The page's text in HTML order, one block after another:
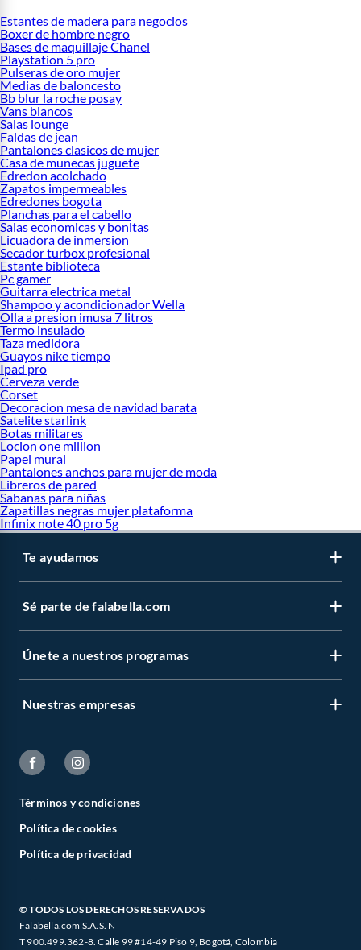
Estantes de madera para negocios
Boxer de hombre negro
Bases de maquillaje Chanel
Playstation 5 pro
Pulseras de oro mujer
Medias de baloncesto
Bb blur la roche posay
Vans blancos
Salas lounge
Faldas de jean
Pantalones clasicos de mujer
Casa de munecas juguete
Edredon acolchado
Zapatos impermeables
Edredones bogota
Planchas para el cabello
Salas economicas y bonitas
Licuadora de inmersion
Secador turbox profesional
Estante biblioteca
Pc gamer
Guitarra electrica metal
Shampoo y acondicionador Wella
Olla a presion imusa 7 litros
Termo insulado
Taza medidora
Guayos nike tiempo
Ipad pro
Cerveza verde
Corset
Decoracion mesa de navidad barata
Satelite starlink
Botas militares
Locion one million
Papel mural
Pantalones anchos para mujer de moda
Libreros de pared
Sabanas para niñas
Zapatillas negras mujer plataforma
Infinix note 40 pro 5g
Te ayudamos
Sé parte de falabella.com
Únete a nuestros programas
Nuestras empresas
Términos y condiciones
Política de cookies
Política de privacidad
© TODOS LOS DERECHOS RESERVADOS
Falabella.com S.A.S. N
T 900.499.362-8. Calle 99 #14-49 Piso 9, Bogotá, Colombia